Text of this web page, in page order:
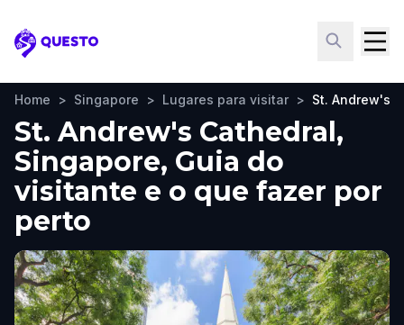
Questo
Home > Singapore > Lugares para visitar > St. Andrew's
St. Andrew's Cathedral,
Singapore, Guia do
visitante e o que fazer por
perto